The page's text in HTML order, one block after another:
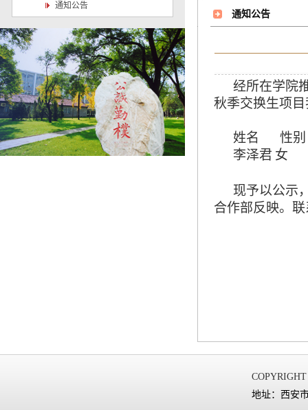
通知公告
通知公告
经所在学院
秋季交换生项
姓名
性别
李泽君 女
现予以公示
合作部反映。
地址：西安